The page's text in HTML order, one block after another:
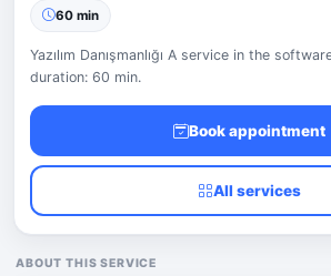
60 min
Yazılım Danışmanlığı A service in the
duration: 60 min.
Book appointment
All services
ABOUT THIS SERVICE